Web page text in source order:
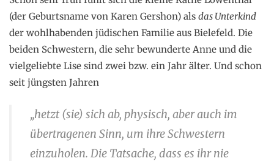
(der Geburtsname von Karen Gershon) als das Unterkind
der wohlhabenden jüdischen Familie aus Bielefeld. Die
beiden Schwestern, die sehr bewunderte Anne und die
vielgeliebte Lise sind zwei bzw. ein Jahr älter. Und schon
seit jüngsten Jahren
„hetzt (sie) sich ab, physisch, aber auch im
übertragenen Sinn, um ihre Schwestern
einzuholen. Die Tatsache, dass es ihr nie